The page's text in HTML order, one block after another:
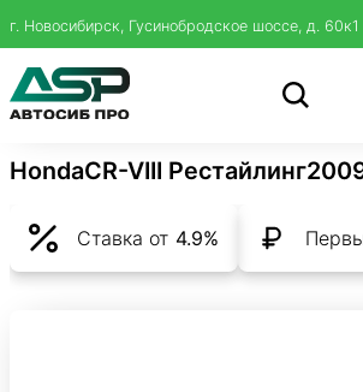
г. Новосибирск, Гусинобродское шоссе, д. 60к1
HondaCR-VIII Рестайлинг
Ставка от 4.9%